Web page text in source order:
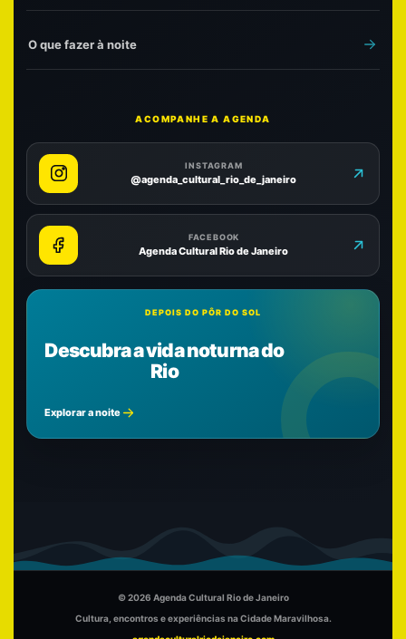
O que fazer à noite
ACOMPANHE A AGENDA
INSTAGRAM
@agenda_cultural_rio_de_janeiro
FACEBOOK
Agenda Cultural Rio de Janeiro
DEPOIS DO PÔR DO SOL
Descubra a vida noturna do
Rio
Explorar a noite
© 2026 Agenda Cultural Rio de Janeiro
Cultura, encontros e experiências na Cidade Maravilhosa.